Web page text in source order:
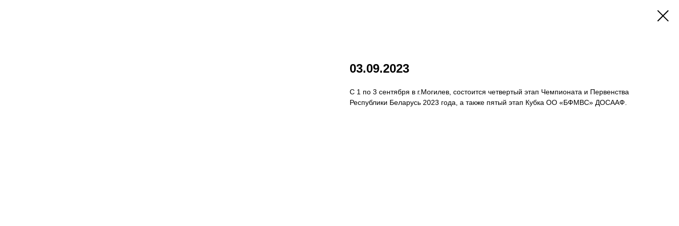
03.09.2023
С 1 по 3 сентября в г.Могилев, состоится четвертый этап Чемпионата и Первенства
Республики Беларусь 2023 года, а также пятый этап Кубка ОО «БФМВС» ДОСААФ.